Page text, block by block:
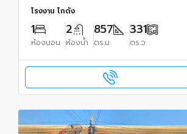
โรงงาน โกดัง
1
ห้องนอน
2
ห้องน้ำ
857
ตร.ม.
331
ตร.ว.